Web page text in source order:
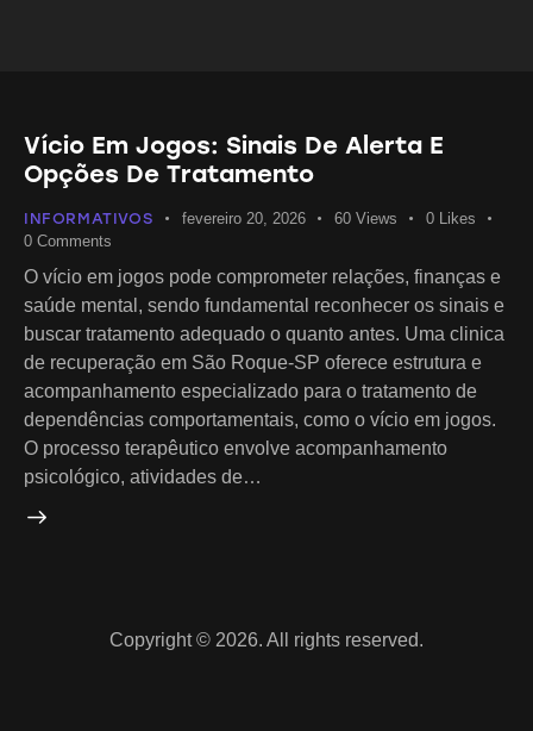
Vício Em Jogos: Sinais De Alerta E
Opções De Tratamento
INFORMATIVOS fevereiro 20, 2026 60 Views 0
Likes
0 Comments
O vício em jogos pode comprometer relações, finanças e
saúde mental, sendo fundamental reconhecer os sinais e
buscar tratamento adequado o quanto antes. Uma clinica
de recuperação em São Roque-SP oferece estrutura e
acompanhamento especializado para o tratamento de
dependências comportamentais, como o vício em jogos.
O processo terapêutico envolve acompanhamento
psicológico, atividades de…
Copyright © 2026. All rights reserved.